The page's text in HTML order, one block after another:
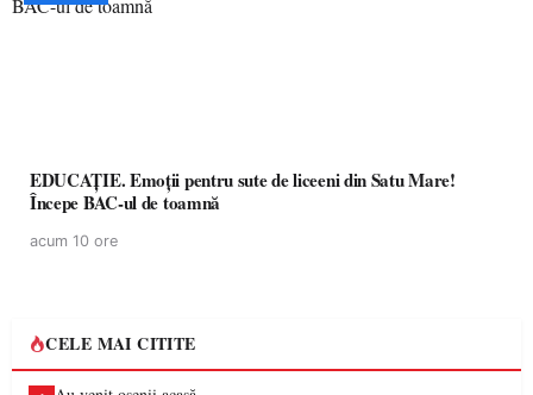
EDUCAȚIE. Emoții pentru sute de liceeni din Satu Mare!
Începe BAC-ul de toamnă
acum 10 ore
CELE MAI CITITE